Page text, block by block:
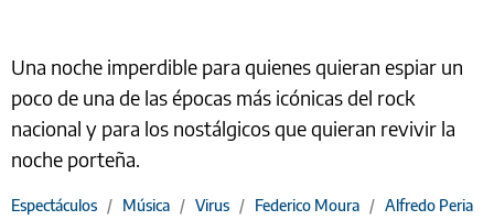
Una noche imperdible para quienes quieran espiar un
poco de una de las épocas más icónicas del rock
nacional y para los nostálgicos que quieran revivir la
noche porteña.
Espectáculos / Música / Virus / Federico Moura / Alfredo Peria